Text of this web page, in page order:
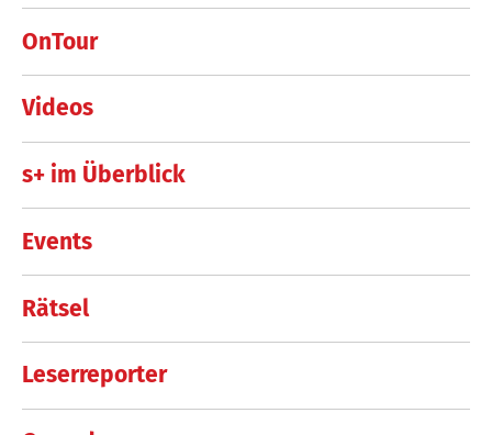
OnTour
Videos
s+ im Überblick
Events
Rätsel
Leserreporter